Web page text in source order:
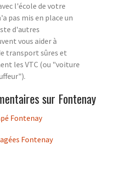
l'école de votre
pas mis en place un
d'autres
vous aider à
transport sûres et
les VTC (ou "voiture
sur Fontenay
Fontenay
Fontenay